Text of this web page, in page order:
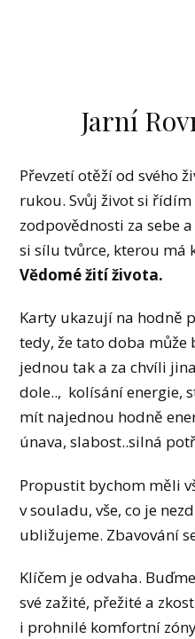
Jarní
Převzetí otěží od svého
rukou. Svůj život si
zodpovědnosti za sebe
si sílu tvůrce, kterou má
Vědomé žití života.
Karty ukazují na hodně
tedy, že tato doba
jednou tak a za chvíli
dole.., kolísání energie,
mít najednou hodně
únava, slabost..silná
Propustit bychom měli
v souladu, vše, co je
ubližujeme. Zbavování
Klíčem je odvaha.
své zažité, přežité a
i prohnilé komfortní